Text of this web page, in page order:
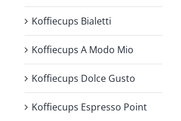
Koffiecups Bialetti
Koffiecups A Modo Mio
Koffiecups Dolce Gusto
Koffiecups Espresso Point